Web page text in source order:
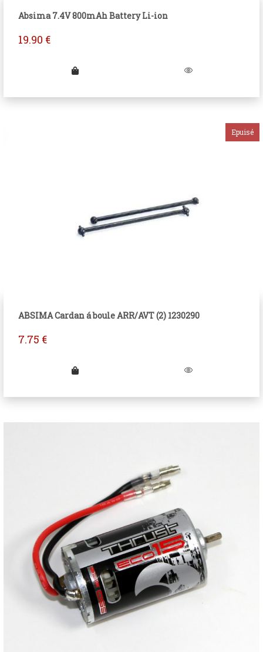
Absima 7.4V 800mAh Battery Li-ion
19.90 €
ABSIMA Cardan á boule ARR/AVT (2) 1230290
7.75 €